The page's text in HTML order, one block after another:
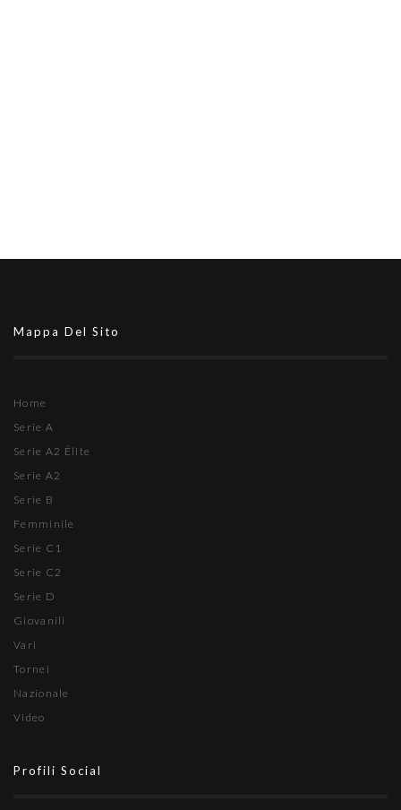
Mappa Del Sito
Home
Serie A
Serie A2 Élite
Serie A2
Serie B
Femminile
Serie C1
Serie C2
Serie D
Giovanili
Vari
Tornei
Nazionale
Video
Profili Social